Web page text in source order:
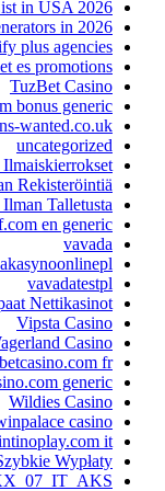
in USA 2026
in 2026
plus agencies
es promotions
TuzBet Casino
bonus generic
wanted.co.uk
uncategorized
Rekisteröintiä
Talletusta
en generic
vavada
vavadatestpl
Nettikasinot
Vipsta Casino
Casino
fr
generic
Wildies Casino
casino
it
Wypłaty